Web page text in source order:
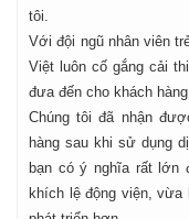
tôi.
Với đội ngũ nhân viên
Việt luôn cố gắng cải
đưa đến cho khách
Chúng tôi đã nhận
hàng sau khi sử dụng
bạn có ý nghĩa rất lớn
khích lệ động viện, vừa